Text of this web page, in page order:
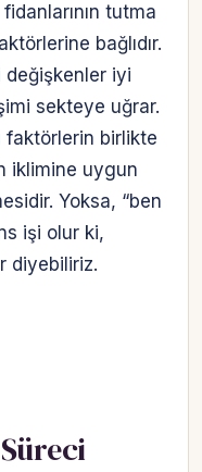
tutma
bağlıdır.
değişkenler iyi
sekteye uğrar.
faktörlerin birlikte
iklimine uygun
Yoksa, “ben
işi olur ki,
diyebiliriz.